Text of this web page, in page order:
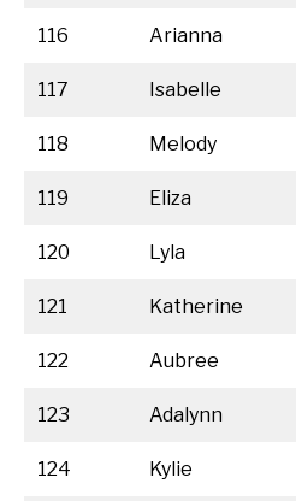
116 Arianna
117 Isabelle
118 Melody
119 Eliza
120 Lyla
121 Katherine
122 Aubree
123 Adalynn
124 Kylie